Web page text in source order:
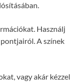
Használj
A színek
vagy akár kézzel